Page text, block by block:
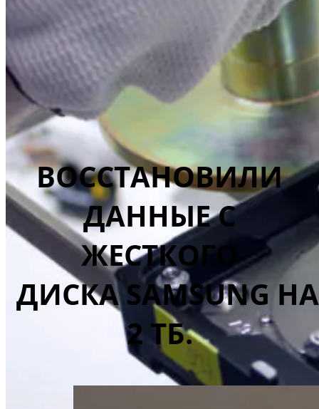
ВОССТАНОВИЛИ
ДАННЫЕ С
ЖЕСТКОГО
ДИСКА SAMSUNG НА
2 ТБ.